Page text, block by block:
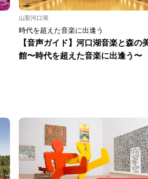
山梨河口湖
時代を超えた音楽に出逢う
【音声ガイド】河口湖音楽と森の
館〜時代を超えた音楽に出逢う〜